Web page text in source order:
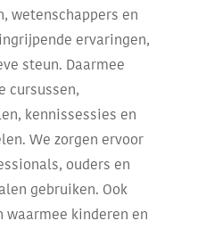
wetenschappers en
ervaringen,
steun. Daarmee
cursussen,
kennissessies en
We zorgen ervoor
ouders en
gebruiken. Ook
kinderen en